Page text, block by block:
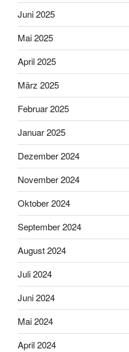
Juni 2025
Mai 2025
April 2025
März 2025
Februar 2025
Januar 2025
Dezember 2024
November 2024
Oktober 2024
September 2024
August 2024
Juli 2024
Juni 2024
Mai 2024
April 2024